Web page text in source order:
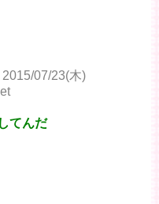
2015/07/23(木)
てんだ